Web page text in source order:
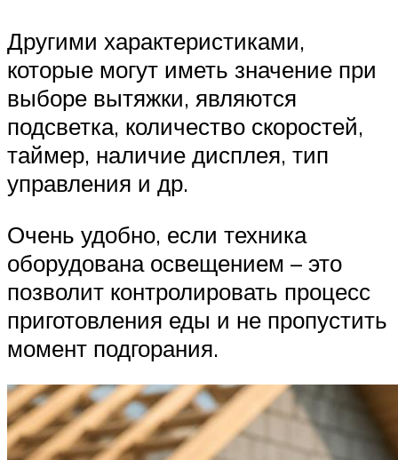
Другими характеристиками,
которые могут иметь значение при
выборе вытяжки, являются
подсветка, количество скоростей,
таймер, наличие дисплея, тип
управления и др.
Очень удобно, если техника
оборудована освещением – это
позволит контролировать процесс
приготовления еды и не пропустить
момент подгорания.